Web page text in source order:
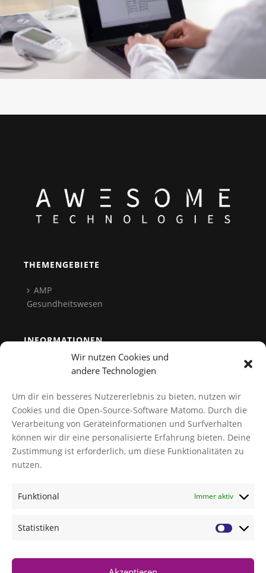
Wir nutzen Cookies und
andere Technologien
Um dir ein besseres Nutzererlebnis zu bieten, nutzen wir
Cookies und die Open-Source-Software Matomo. Durch die
Verarbeitung von Geräteinformationen und Surfverhalten
können wir dir eine personalisierte Erfahrung bieten. Deine
Zustimmung ist erforderlich, um diese Funktionalitäten zu
nutzen.
Funktional Immer aktiv
Statistiken
THEMENGEBIETE
AMP
Gesundheitswesen
INFORMATIONEN
Datenschutz
Cookies verwalten
AGB
Impressum
NEWS
TI-Messenger Modellregion Würzburg: Innovation für
das Gesundheitswesen